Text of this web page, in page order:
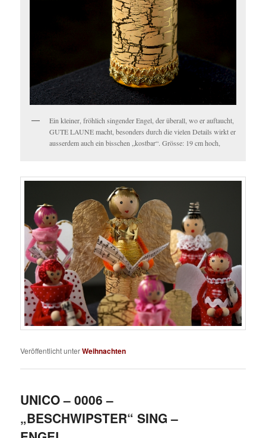
Ein kleiner, fröhlich singender Engel, der überall, wo er auftaucht,
GUTE LAUNE macht, besonders durch die vielen Details wirkt er
ausserdem auch ein bisschen „kostbar“. Grösse: 19 cm hoch,
Veröffentlicht unterWeihnachten
UNICO – 0006 –
„BESCHWIPSTER“ SING –